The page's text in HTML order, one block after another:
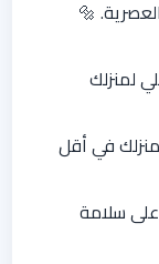
🔩
لمنزلك
في أقل
سلامة